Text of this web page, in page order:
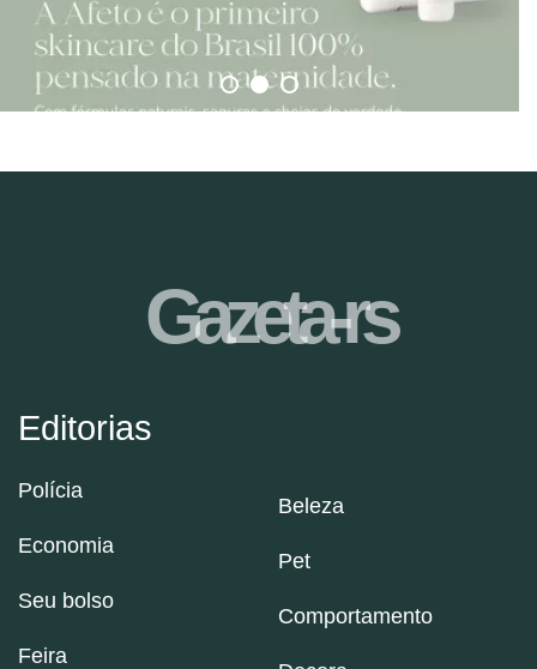
Editorias
Polícia
Economia
Seu bolso
Feira
Beleza
Pet
Comportamento
Gazeta-rs